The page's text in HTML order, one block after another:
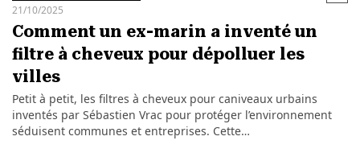
21/10/2025
Comment un ex-marin a inventé un
filtre à cheveux pour dépolluer les
villes
Petit à petit, les filtres à cheveux pour caniveaux urbains
inventés par Sébastien Vrac pour protéger l’environnement
séduisent communes et entreprises. Cette…